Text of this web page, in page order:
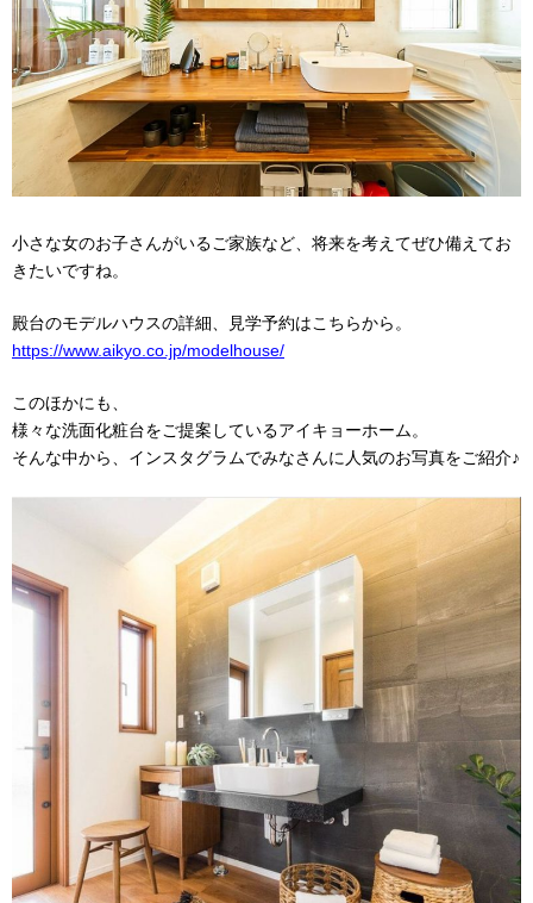
小さな女のお子さんがいるご家族など、将来を考えてぜひ備えてお
きたいですね。
殿台のモデルハウスの詳細、見学予約はこちらから。
https://www.aikyo.co.jp/modelhouse/
このほかにも、
様々な洗面化粧台をご提案しているアイキョーホーム。
そんな中から、インスタグラムでみなさんに人気のお写真をご紹介♪